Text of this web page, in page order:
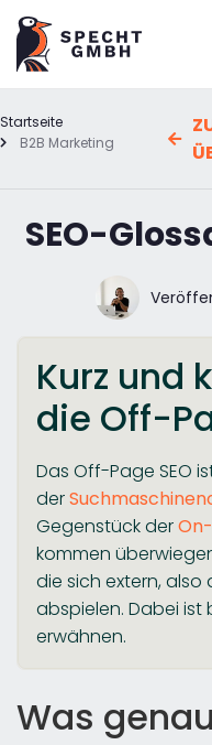
Startseite
B2B Marketing
SEO-
Kurz und
die Off-
Das Off-Page SEO
der
Gegenstück der
kommen
die sich extern, also
abspielen. Dabei ist
erwähnen.
Was